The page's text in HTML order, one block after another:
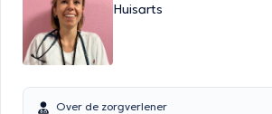
Huisarts
Over de zorgverlener